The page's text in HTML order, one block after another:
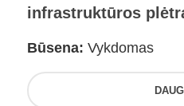
infrastruktūros
Būsena: Vykdomas